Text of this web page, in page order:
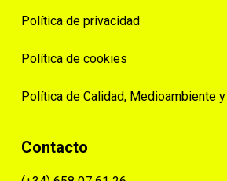
Política de privacidad
Política de cookies
Política de Calidad, Medioambiente
Contacto